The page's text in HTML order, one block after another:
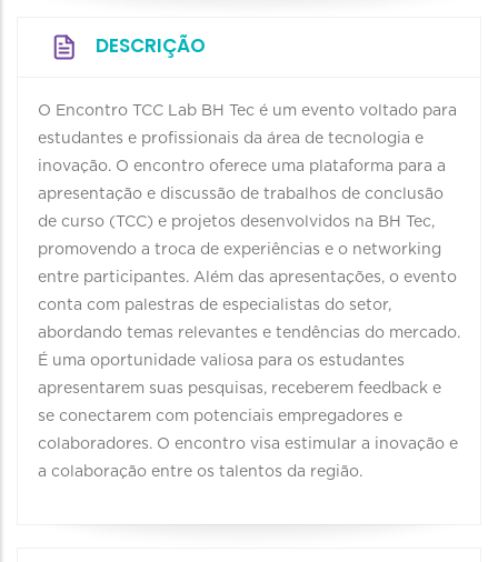
DESCRIÇÃO
O Encontro TCC Lab BH Tec é um evento voltado para
estudantes e profissionais da área de tecnologia e
inovação. O encontro oferece uma plataforma para a
apresentação e discussão de trabalhos de conclusão
de curso (TCC) e projetos desenvolvidos na BH Tec,
promovendo a troca de experiências e o networking
entre participantes. Além das apresentações, o evento
conta com palestras de especialistas do setor,
abordando temas relevantes e tendências do mercado.
É uma oportunidade valiosa para os estudantes
apresentarem suas pesquisas, receberem feedback e
se conectarem com potenciais empregadores e
colaboradores. O encontro visa estimular a inovação e
a colaboração entre os talentos da região.